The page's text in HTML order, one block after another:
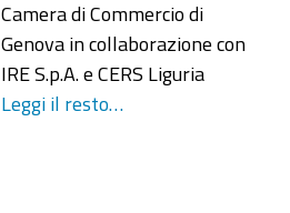
Camera di Commercio di
Genova in collaborazione con
IRE S.p.A. e CERS Liguria
Leggi il resto…